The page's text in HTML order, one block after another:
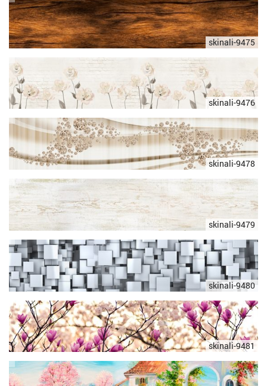
skinali-9475
skinali-9476
skinali-9478
skinali-9479
skinali-9480
skinali-9481